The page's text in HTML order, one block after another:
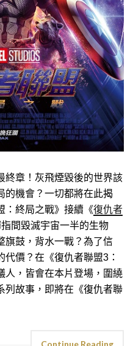
終章！灰飛煙毀後的世界該
的機會？一切都將在此揭
：終局之戰》接續《復仇者
間毀滅宇宙一半的生物
旗鼓，背水一戰？為了信
價？在《復仇者聯盟3：
人，皆會在本片登場，圍繞
列故事，即將在《復仇者聯
Continue Reading